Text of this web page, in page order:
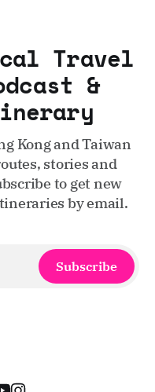
Travel
&
Kong and Taiwan
stories and
to get new
by email.
Subscribe